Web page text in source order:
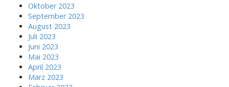
Oktober 2023
September 2023
August 2023
Juli 2023
Juni 2023
Mai 2023
April 2023
März 2023